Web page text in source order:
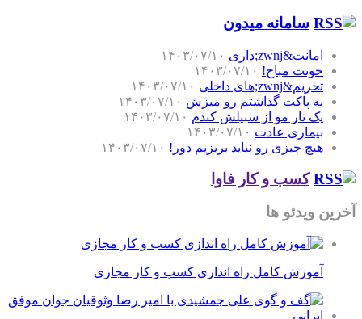
سامانه میدون
امانت&zwnj;داری
۱۴۰۳/۰۷/۱۰
خونت مباح! ۱۴۰۳/۰۷/۱۰
تحریم&zwnj;های داخلی
۱۴۰۳/۰۷/۱۰
یه پاکت گذاشتم رو میزش ۱۴۰۳/۰۷/۱۰
یک تار مو از سبیلش کندم ۱۴۰۳/۰۷/۱۰
بیماری عادت ۱۴۰۳/۰۷/۱۰
هیچ چیزی رو نباید بریزیم دور! ۱۴۰۳/۰۷/۱۰
کسب و کار فاوا
آخرین ویدئو ها
آموزش کامل راه اندازی کسب و کار مجازی